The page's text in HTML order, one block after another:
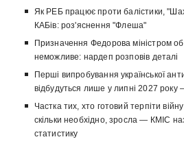
Як РЕБ працює проти балістики,
КАБів: роз'яснення "Флеша"
Призначення Федорова міністром
неможливе: нардеп розповів деталі
Перші випробування української
відбудуться лише у липні 2027 року
Частка тих, хто готовий терпіти війну
скільки необхідно, зросла — КМІС
статистику